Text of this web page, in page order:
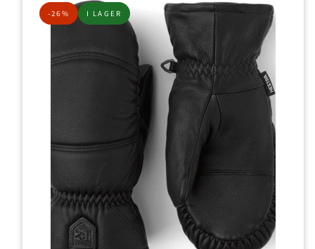
-26% I LAGER